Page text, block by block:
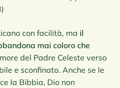
con facilità, ma il
mai coloro che
del Padre Celeste verso
e sconfinato. Anche se le
la Bibbia, Dio non